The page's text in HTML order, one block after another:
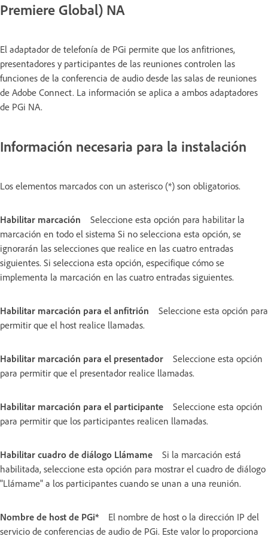
Premiere Global) NA
El adaptador de telefonía de PGi permite que los anfitriones,
presentadores y participantes de las reuniones controlen las
funciones de la conferencia de audio desde las salas de reuniones
de Adobe Connect. La información se aplica a ambos adaptadores
de PGi NA.
Información necesaria para la instalación
Los elementos marcados con un asterisco (*) son obligatorios.
Habilitar marcación
Seleccione esta opción para habilitar la
marcación en todo el sistema Si no selecciona esta opción, se
ignorarán las selecciones que realice en las cuatro entradas
siguientes. Si selecciona esta opción, especifique cómo se
implementa la marcación en las cuatro entradas siguientes.
Habilitar marcación para el anfitrión
Seleccione esta opción para
permitir que el host realice llamadas.
Habilitar marcación para el presentador
Seleccione esta opción
para permitir que el presentador realice llamadas.
Habilitar marcación para el participante
Seleccione esta opción
para permitir que los participantes realicen llamadas.
Habilitar cuadro de diálogo Llámame
Si la marcación está
habilitada, seleccione esta opción para mostrar el cuadro de diálogo
"Llámame" a los participantes cuando se unan a una reunión.
Nombre de host de PGi*
El nombre de host o la dirección IP del
servicio de conferencias de audio de PGi. Este valor lo proporciona